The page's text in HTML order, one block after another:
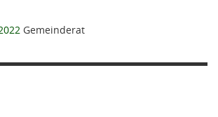
Gemeinderat